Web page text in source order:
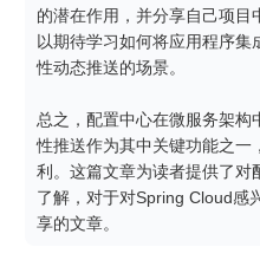
的潜在作用，并分享自己项
以期待学习如何将应用程序
性动态推送的场景。
总之，配置中心在微服务架构
性推送作为其中关键功能之一
利。这篇文章为读者提供了对
了解，对于对Spring Cloud感
享的文章。